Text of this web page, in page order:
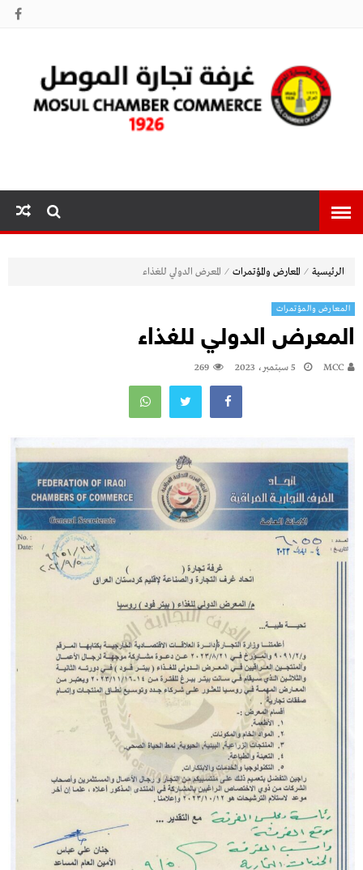
الموصل
الرئيسية ⁄ المعارض والمؤتمرات ⁄ المعرض الدولي للغذاء
المعارض والمؤتمرات
المعرض الدولي للغذاء
MCC 5 سبتمبر، 2023 269